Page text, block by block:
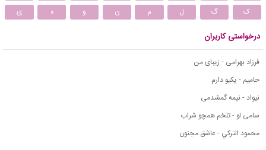
ک
گ ل م ن و ه ی
درخواستی کاربران
فرزاد بهرامی - زیبای من
حامیم - یکیو دارم
نیواد - نیمه گمشدمی
سامی لو - تلخم همچو شراب
محمود التركي - عاشق مجنون